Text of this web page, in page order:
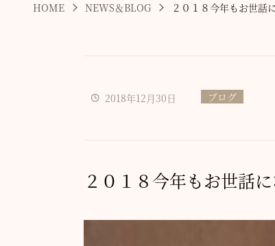
HOME NEWS＆BLOG ２０１８今年もお世話
2018年12月30日 ブログ
２０１８今年もお世話